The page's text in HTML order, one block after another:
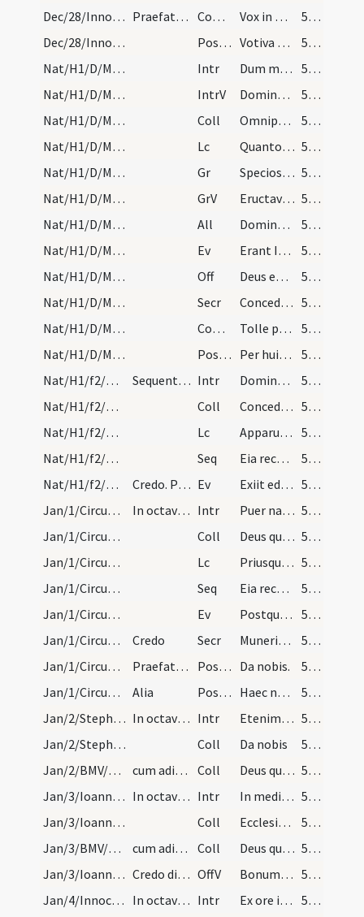
Dec/28/Innocentes/M2/Mass Propers
Praefatio Quia per incarnati. Comm Vox in Rama audita est
54 (17v)
Dec/28/Innocentes/M2/Mass Propers
Postcomm Votiva Domine dona percepimus
54 (17v)
Nat/H1/D/M2/Mass Propers
Intr Dum medium silentium
54 (17v)
Nat/H1/D/M2/Mass Propers
IntrV Dominus regnavit decorem indutus est
54 (17v)
Nat/H1/D/M2/Mass Propers
Coll Omnipotens sempiterne Deus dirige actus nostros
54 (17v)
Nat/H1/D/M2/Mass Propers
Lc Quanto tempore heres parvulus est (G 4)
54 (17v)
Nat/H1/D/M2/Mass Propers
Gr Speciosus forma prae filiis hominum
54 (17v)
Nat/H1/D/M2/Mass Propers
GrV Eructavit cor meum verbum bonum
54 (17v)
Nat/H1/D/M2/Mass Propers
All Dominus regnavit
55 (18r)
Nat/H1/D/M2/Mass Propers
Ev Erant Ioseph et Maria mater Iesu mirantes
55 (18r)
Nat/H1/D/M2/Mass Propers
Off Deus enim firmavit orbem terrae
55 (18r)
Nat/H1/D/M2/Mass Propers
Secr Concede quaesumus Domine ut oculis tuae maiestatis
55 (18r)
Nat/H1/D/M2/Mass Propers
Comm Tolle puerum et matrem eius
55 (18r)
Nat/H1/D/M2/Mass Propers
Postcomm Per huius Domine operatione mysterii
55 (18r)
Nat/H1/f2/M2/Mass Propers
Sequenti die officium ... per totum sollemniter.… Intr Dominus dixit
55 (18r)
Nat/H1/f2/M2/Mass Propers
Coll Concede quaesumus.
55 (18r)
Nat/H1/f2/M2/Mass Propers
Lc Apparuit gratia
55 (18r)
Nat/H1/f2/M2/Mass Propers
Seq Eia recolamus
55 (18r)
Nat/H1/f2/M2/Mass Propers
Credo. Praefatio Quia per incarnati Ev Exiit edictum
55 (18r)
Jan/1/Circumcisio/M2/Mass Propers
In octava Nativitatis Domini ... per totum sine t… Intr Puer natus est nobis
55 (18r)
Jan/1/Circumcisio/M2/Mass Propers
Coll Deus qui salutis aeternae
55 (18r)
Jan/1/Circumcisio/M2/Mass Propers
Lc Priusquam veniret fides sub lege custodiebamur
56 (18v)
Jan/1/Circumcisio/M2/Mass Propers
Seq Eia recolamus
56 (18v)
Jan/1/Circumcisio/M2/Mass Propers
Ev Postquam consummati sunt dies octo
56 (18v)
Jan/1/Circumcisio/M2/Mass Propers
Credo Secr Muneribus nostris Domine precibusque susceptis
56 (18v)
Jan/1/Circumcisio/M2/Mass Propers/1
Praefatio Quia per incarnati Postcomm Da nobis.
56 (18v)
Jan/1/Circumcisio/M2/Mass Propers/2
Alia Postcomm Haec nos communio Domine purget a crimine
56 (18v)
Jan/2/Stephanus martyr (Octava)/M2/Mass Propers
In octava sancti Stephani ad missam officium ...… Intr Etenim sederunt principes
56 (18v)
Jan/2/Stephanus martyr (Octava)/M2/Mass Propers
Coll Da nobis
56 (18v)
Jan/2/BMV/M2/Mass Propers
cum adiuncta ... ut supra quae non omitittur usqu… Coll Deus qui salutis
56 (18v)
Jan/3/Ioannes apostolus (Octava)/M2/Mass Propers
In octava sancti Ioannis ad missam officium ... p… Intr In medio ecclesiae
56 (18v)
Jan/3/Ioannes apostolus (Octava)/M2/Mass Propers
Coll Ecclesiam
56 (18v)
Jan/3/BMV/M2/Mass Propers
cum adiuncta Coll Deus qui salutis
56 (18v)
Jan/3/Ioannes apostolus (Octava)/M2/Mass Propers
Credo dicitur. Pro offertorio dicitur versus ...… OffV Bonum est confiteri Domino
56 (18v)
Jan/4/Innocentes (Octava)/M2/Mass Propers
In octava Innocentum. Ad missam officium ... per… Intr Ex ore infantium
57 (19r)